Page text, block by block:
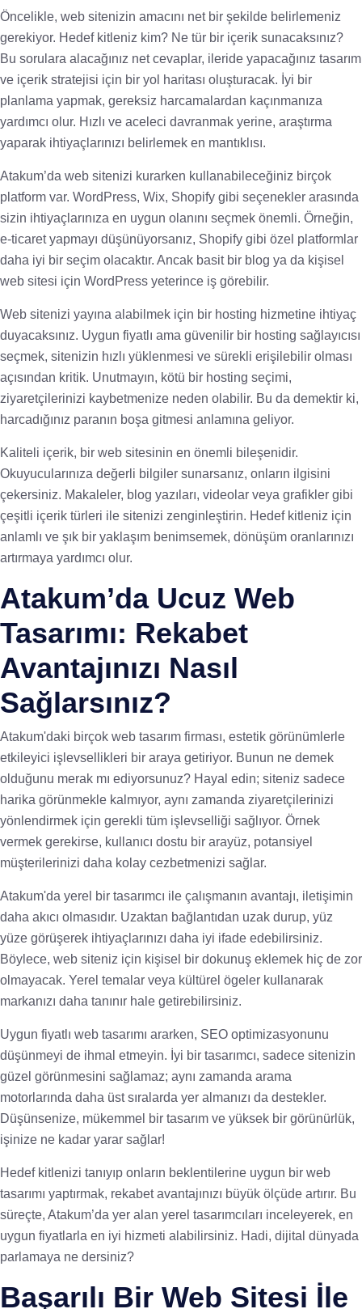
Öncelikle, web sitenizin amacını net bir şekilde belirlemeniz
gerekiyor. Hedef kitleniz kim? Ne tür bir içerik sunacaksınız?
Bu sorulara alacağınız net cevaplar, ileride yapacağınız tasarım
ve içerik stratejisi için bir yol haritası oluşturacak. İyi bir
planlama yapmak, gereksiz harcamalardan kaçınmanıza
yardımcı olur. Hızlı ve aceleci davranmak yerine, araştırma
yaparak ihtiyaçlarınızı belirlemek en mantıklısı.
Atakum’da web sitenizi kurarken kullanabileceğiniz birçok
platform var. WordPress, Wix, Shopify gibi seçenekler arasında
sizin ihtiyaçlarınıza en uygun olanını seçmek önemli. Örneğin,
e-ticaret yapmayı düşünüyorsanız, Shopify gibi özel platformlar
daha iyi bir seçim olacaktır. Ancak basit bir blog ya da kişisel
web sitesi için WordPress yeterince iş görebilir.
Web sitenizi yayına alabilmek için bir hosting hizmetine ihtiyaç
duyacaksınız. Uygun fiyatlı ama güvenilir bir hosting sağlayıcısı
seçmek, sitenizin hızlı yüklenmesi ve sürekli erişilebilir olması
açısından kritik. Unutmayın, kötü bir hosting seçimi,
ziyaretçilerinizi kaybetmenize neden olabilir. Bu da demektir ki,
harcadığınız paranın boşa gitmesi anlamına geliyor.
Kaliteli içerik, bir web sitesinin en önemli bileşenidir.
Okuyucularınıza değerli bilgiler sunarsanız, onların ilgisini
çekersiniz. Makaleler, blog yazıları, videolar veya grafikler gibi
çeşitli içerik türleri ile sitenizi zenginleştirin. Hedef kitleniz için
anlamlı ve şık bir yaklaşım benimsemek, dönüşüm oranlarınızı
artırmaya yardımcı olur.
Atakum’da Ucuz Web
Tasarımı: Rekabet
Avantajınızı Nasıl
Sağlarsınız?
Atakum'daki birçok web tasarım firması, estetik görünümlerle
etkileyici işlevsellikleri bir araya getiriyor. Bunun ne demek
olduğunu merak mı ediyorsunuz? Hayal edin; siteniz sadece
harika görünmekle kalmıyor, aynı zamanda ziyaretçilerinizi
yönlendirmek için gerekli tüm işlevselliği sağlıyor. Örnek
vermek gerekirse, kullanıcı dostu bir arayüz, potansiyel
müşterilerinizi daha kolay cezbetmenizi sağlar.
Atakum'da yerel bir tasarımcı ile çalışmanın avantajı, iletişimin
daha akıcı olmasıdır. Uzaktan bağlantıdan uzak durup, yüz
yüze görüşerek ihtiyaçlarınızı daha iyi ifade edebilirsiniz.
Böylece, web siteniz için kişisel bir dokunuş eklemek hiç de zor
olmayacak. Yerel temalar veya kültürel ögeler kullanarak
markanızı daha tanınır hale getirebilirsiniz.
Uygun fiyatlı web tasarımı ararken, SEO optimizasyonunu
düşünmeyi de ihmal etmeyin. İyi bir tasarımcı, sadece sitenizin
güzel görünmesini sağlamaz; aynı zamanda arama
motorlarında daha üst sıralarda yer almanızı da destekler.
Düşünsenize, mükemmel bir tasarım ve yüksek bir görünürlük,
işinize ne kadar yarar sağlar!
Hedef kitlenizi tanıyıp onların beklentilerine uygun bir web
tasarımı yaptırmak, rekabet avantajınızı büyük ölçüde artırır. Bu
süreçte, Atakum’da yer alan yerel tasarımcıları inceleyerek, en
uygun fiyatlarla en iyi hizmeti alabilirsiniz. Hadi, dijital dünyada
parlamaya ne dersiniz?
Başarılı Bir Web Sitesi İle